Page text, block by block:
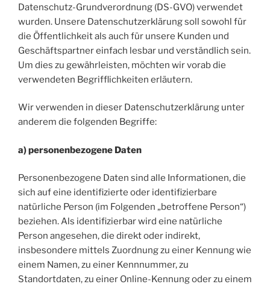
Datenschutz-Grundverordnung (DS-GVO) verwendet
wurden. Unsere Datenschutzerklärung soll sowohl für
die Öffentlichkeit als auch für unsere Kunden und
Geschäftspartner einfach lesbar und verständlich sein.
Um dies zu gewährleisten, möchten wir vorab die
verwendeten Begrifflichkeiten erläutern.
Wir verwenden in dieser Datenschutzerklärung unter
anderem die folgenden Begriffe:
a) personenbezogene Daten
Personenbezogene Daten sind alle Informationen, die
sich auf eine identifizierte oder identifizierbare
natürliche Person (im Folgenden „betroffene Person“)
beziehen. Als identifizierbar wird eine natürliche
Person angesehen, die direkt oder indirekt,
insbesondere mittels Zuordnung zu einer Kennung wie
einem Namen, zu einer Kennnummer, zu
Standortdaten, zu einer Online-Kennung oder zu einem